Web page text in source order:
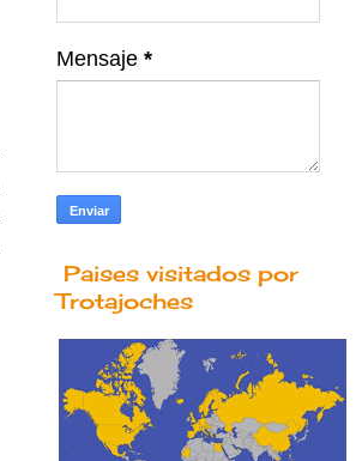
Mensaje *
Paises visitados por
Trotajoches